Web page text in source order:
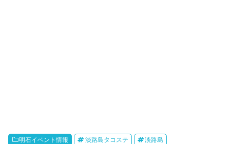
明石イベント情報 淡路島タコステ 淡路島